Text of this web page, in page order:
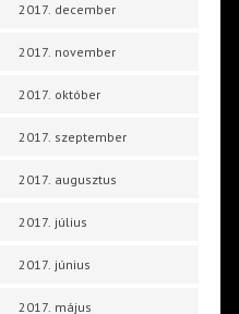
2017. december
2017. november
2017. október
2017. szeptember
2017. augusztus
2017. július
2017. június
2017. május